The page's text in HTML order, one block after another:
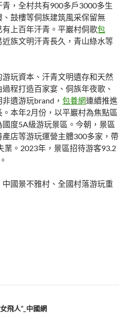
，全村共有900多戶3000多生
鼓樓等侗族建筑風采保留無
上百年汗青。平巖村侗歌包
近族文明汗青長久，青山綠水等
玩資本、汗青文明遺存和天然
程打造百家宴、侗族年夜歌、
遺游玩brand， 包養網連續推進
本年2月份，以平巖村為焦點區
度5A級游玩景區。今朝，景區
店等游玩運營主體300多家，帶
業。2023年，景區招待游客93.2
國景不雅村、全國村落游玩重
飛人”_中國網